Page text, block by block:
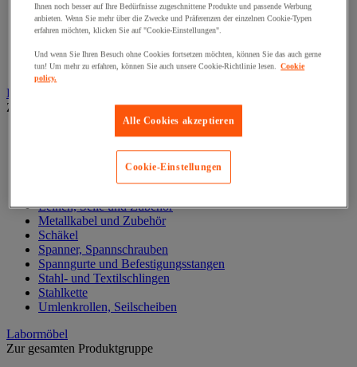
Elektrischer Gabelstapler
Hub-Gabelstapler
Hubwagen mit Waage
Manueller Hubwagen
Scherengabelhubwagen und Hochhubwagen
Ketten und Schlingen zum Heben
Zur gesamten Produktgruppe
Gummispanner
Hebeösen und Hubringe
Karabinerhaken, Kettenglieder, Haken
Leinen, Seile und Zubehör
Metallkabel und Zubehör
Schäkel
Spanner, Spannschrauben
Spanngurte und Befestigungsstangen
Stahl- und Textilschlingen
Stahlkette
Umlenkrollen, Seilscheiben
Labormöbel
Zur gesamten Produktgruppe
Ihnen noch besser auf Ihre Bedürfnisse zugeschnittene Produkte und passende Werbung
anbieten. Wenn Sie mehr über die Zwecke und Präferenzen der einzelnen Cookie-Typen
erfahren möchten, klicken Sie auf "Cookie-Einstellungen".
Und wenn Sie Ihren Besuch ohne Cookies fortsetzen möchten, können Sie das auch gerne
tun! Um mehr zu erfahren, können Sie auch unsere Cookie-Richtlinie lesen. Cookie
policy.
Alle Cookies akzeptieren
Cookie-Einstellungen